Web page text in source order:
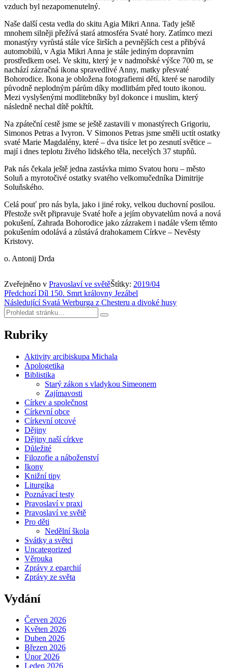
vzduch byl nezapomenutelný.
Naše další cesta vedla do skitu Agia Mikri Anna. Tady ještě
mnohem silněji přežívá stará atmosféra Svaté hory. Zatímco mezi
monastýry vyrůstá stále více širších a pevnějších cest a přibývá
automobilů, v Agia Mikri Anna je stále jediným dopravním
prostředkem osel. Ve skitu, který je v nadmořské výšce 700 m, se
nachází zázračná ikona spravedlivé Anny, matky přesvaté
Bohorodice. Ikona je obložena fotografiemi dětí, které se narodily
původně neplodným párům díky modlitbám před touto ikonou.
Mezi vyslyšenými modlitebníky byl dokonce i muslim, který
následně nechal dítě pokřtít.
Na zpáteční cestě jsme se ještě zastavili v monastýrech Grigoriu,
Simonos Petras a Ivyron. V Simonos Petras jsme směli uctít ostatky
svaté Marie Magdalény, které – dva tisíce let po zesnutí světice –
mají i dnes teplotu živého lidského těla, necelých 37 stupňů.
Pak nás čekala ještě jedna zastávka mimo Svatou horu – město
Soluň a myrotočivé ostatky svatého velkomučedníka Dimitrije
Soluňského.
Celá pouť pro nás byla, jako i jiné roky, velkou duchovní posilou.
Přestože svět připravuje Svaté hoře a jejím obyvatelům nová a nová
pokušení, Zahrada Bohorodice jako zázrakem i nadále všem těmto
pokušením odolává a zůstává drahokamem Církve – Nevěsty
Kristovy.
o. Antonij Drda
Zveřejněno v Pravoslaví ve světěŠtítky: 2019/04
Navigace
pro
příspěvek
Předchozí Díl 150. Smrt královny Jezábel
Následující Svatá Werburga z Chesteru a divoké husy
Hledat:
Hledat
Rubriky
Aktivity arcibiskupa Michala
Apologetika
Biblistika
Starý zákon s vladykou Simeonem
Zajímavosti
Církev a společnost
Církevní obce
Církevní otcové
Dějiny
Dějiny naší církve
Důležité
Filozofie a náboženství
Ikony
Knižní tipy
Liturgika
Poznávací testy
Pravoslaví v praxi
Pravoslaví ve světě
Pro děti
Nedělní škola
Svátky a světci
Uncategorized
Věrouka
Zprávy z eparchií
Zprávy ze světa
Vydání
Červen 2026
Květen 2026
Duben 2026
Březen 2026
Únor 2026
Leden 2026